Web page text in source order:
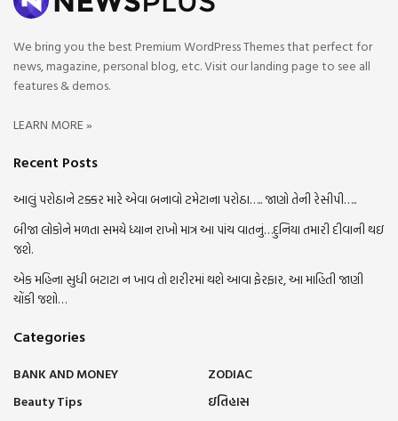
We bring you the best Premium WordPress Themes that perfect for
news, magazine, personal blog, etc. Visit our landing page to see all
features & demos.
LEARN MORE »
Recent Posts
આલું પરોઠાને ટક્કર મારે એવા બનાવો ટમેટાના પરોઠા….. જાણો તેની રેસીપી…..
બીજા લોકોને મળતા સમયે ધ્યાન રાખો માત્ર આ પાંચ વાતનું…દુનિયા તમારી દીવાની થઇ
જશે.
એક મહિના સુધી બટાટા ન ખાવ તો શરીરમાં થશે આવા ફેરફાર, આ માહિતી જાણી
ચોંકી જશો…
Categories
BANK AND MONEY
Beauty Tips
ZODIAC
ઇતિહાસ